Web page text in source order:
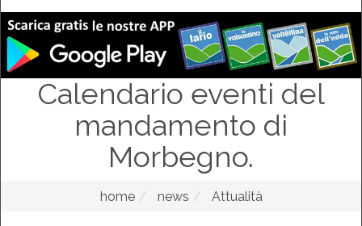
Calendario eventi del
mandamento di
Morbegno.
home news Attualità